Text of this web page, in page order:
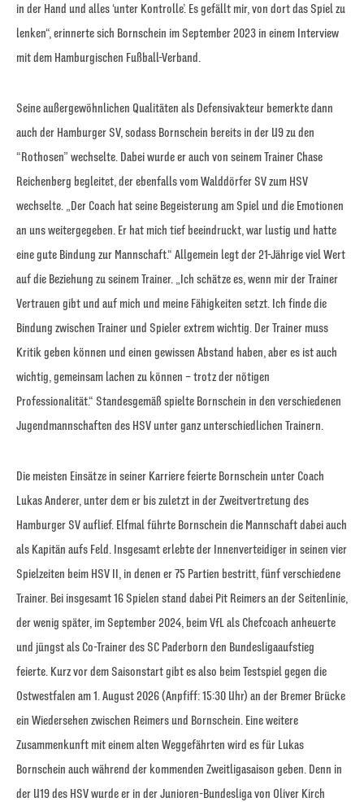
in der Hand und alles ‘unter Kontrolle’. Es gefällt mir, von dort das Spiel zu
lenken“, erinnerte sich Bornschein im September 2023 in einem Interview
mit dem Hamburgischen Fußball-Verband.
Seine außergewöhnlichen Qualitäten als Defensivakteur bemerkte dann
auch der Hamburger SV, sodass Bornschein bereits in der U9 zu den
“Rothosen” wechselte. Dabei wurde er auch von seinem Trainer Chase
Reichenberg begleitet, der ebenfalls vom Walddörfer SV zum HSV
wechselte. „Der Coach hat seine Begeisterung am Spiel und die Emotionen
an uns weitergegeben. Er hat mich tief beeindruckt, war lustig und hatte
eine gute Bindung zur Mannschaft.“ Allgemein legt der 21-Jährige viel Wert
auf die Beziehung zu seinem Trainer. „Ich schätze es, wenn mir der Trainer
Vertrauen gibt und auf mich und meine Fähigkeiten setzt. Ich finde die
Bindung zwischen Trainer und Spieler extrem wichtig. Der Trainer muss
Kritik geben können und einen gewissen Abstand haben, aber es ist auch
wichtig, gemeinsam lachen zu können – trotz der nötigen
Professionalität.“ Standesgemäß spielte Bornschein in den verschiedenen
Jugendmannschaften des HSV unter ganz unterschiedlichen Trainern.
Die meisten Einsätze in seiner Karriere feierte Bornschein unter Coach
Lukas Anderer, unter dem er bis zuletzt in der Zweitvertretung des
Hamburger SV auflief. Elfmal führte Bornschein die Mannschaft dabei auch
als Kapitän aufs Feld. Insgesamt erlebte der Innenverteidiger in seinen vier
Spielzeiten beim HSV II, in denen er 75 Partien bestritt, fünf verschiedene
Trainer. Bei insgesamt 16 Spielen stand dabei Pit Reimers an der Seitenlinie,
der wenig später, im September 2024, beim VfL als Chefcoach anheuerte
und jüngst als Co-Trainer des SC Paderborn den Bundesligaaufstieg
feierte. Kurz vor dem Saisonstart gibt es also beim Testspiel gegen die
Ostwestfalen am 1. August 2026 (Anpfiff: 15:30 Uhr) an der Bremer Brücke
ein Wiedersehen zwischen Reimers und Bornschein. Eine weitere
Zusammenkunft mit einem alten Weggefährten wird es für Lukas
Bornschein auch während der kommenden Zweitligasaison geben. Denn in
der U19 des HSV wurde er in der Junioren-Bundesliga von Oliver Kirch